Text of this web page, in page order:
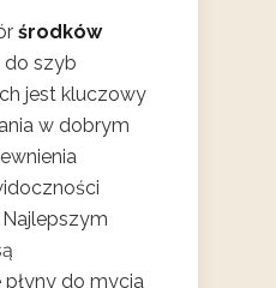
środków
do szyb
jest kluczowy
w dobrym
do mycia